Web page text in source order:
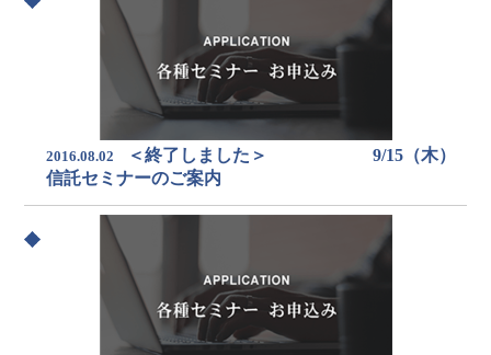
2016.08.02
＜終了しました＞ 9/15（木）
信託セミナーのご案内